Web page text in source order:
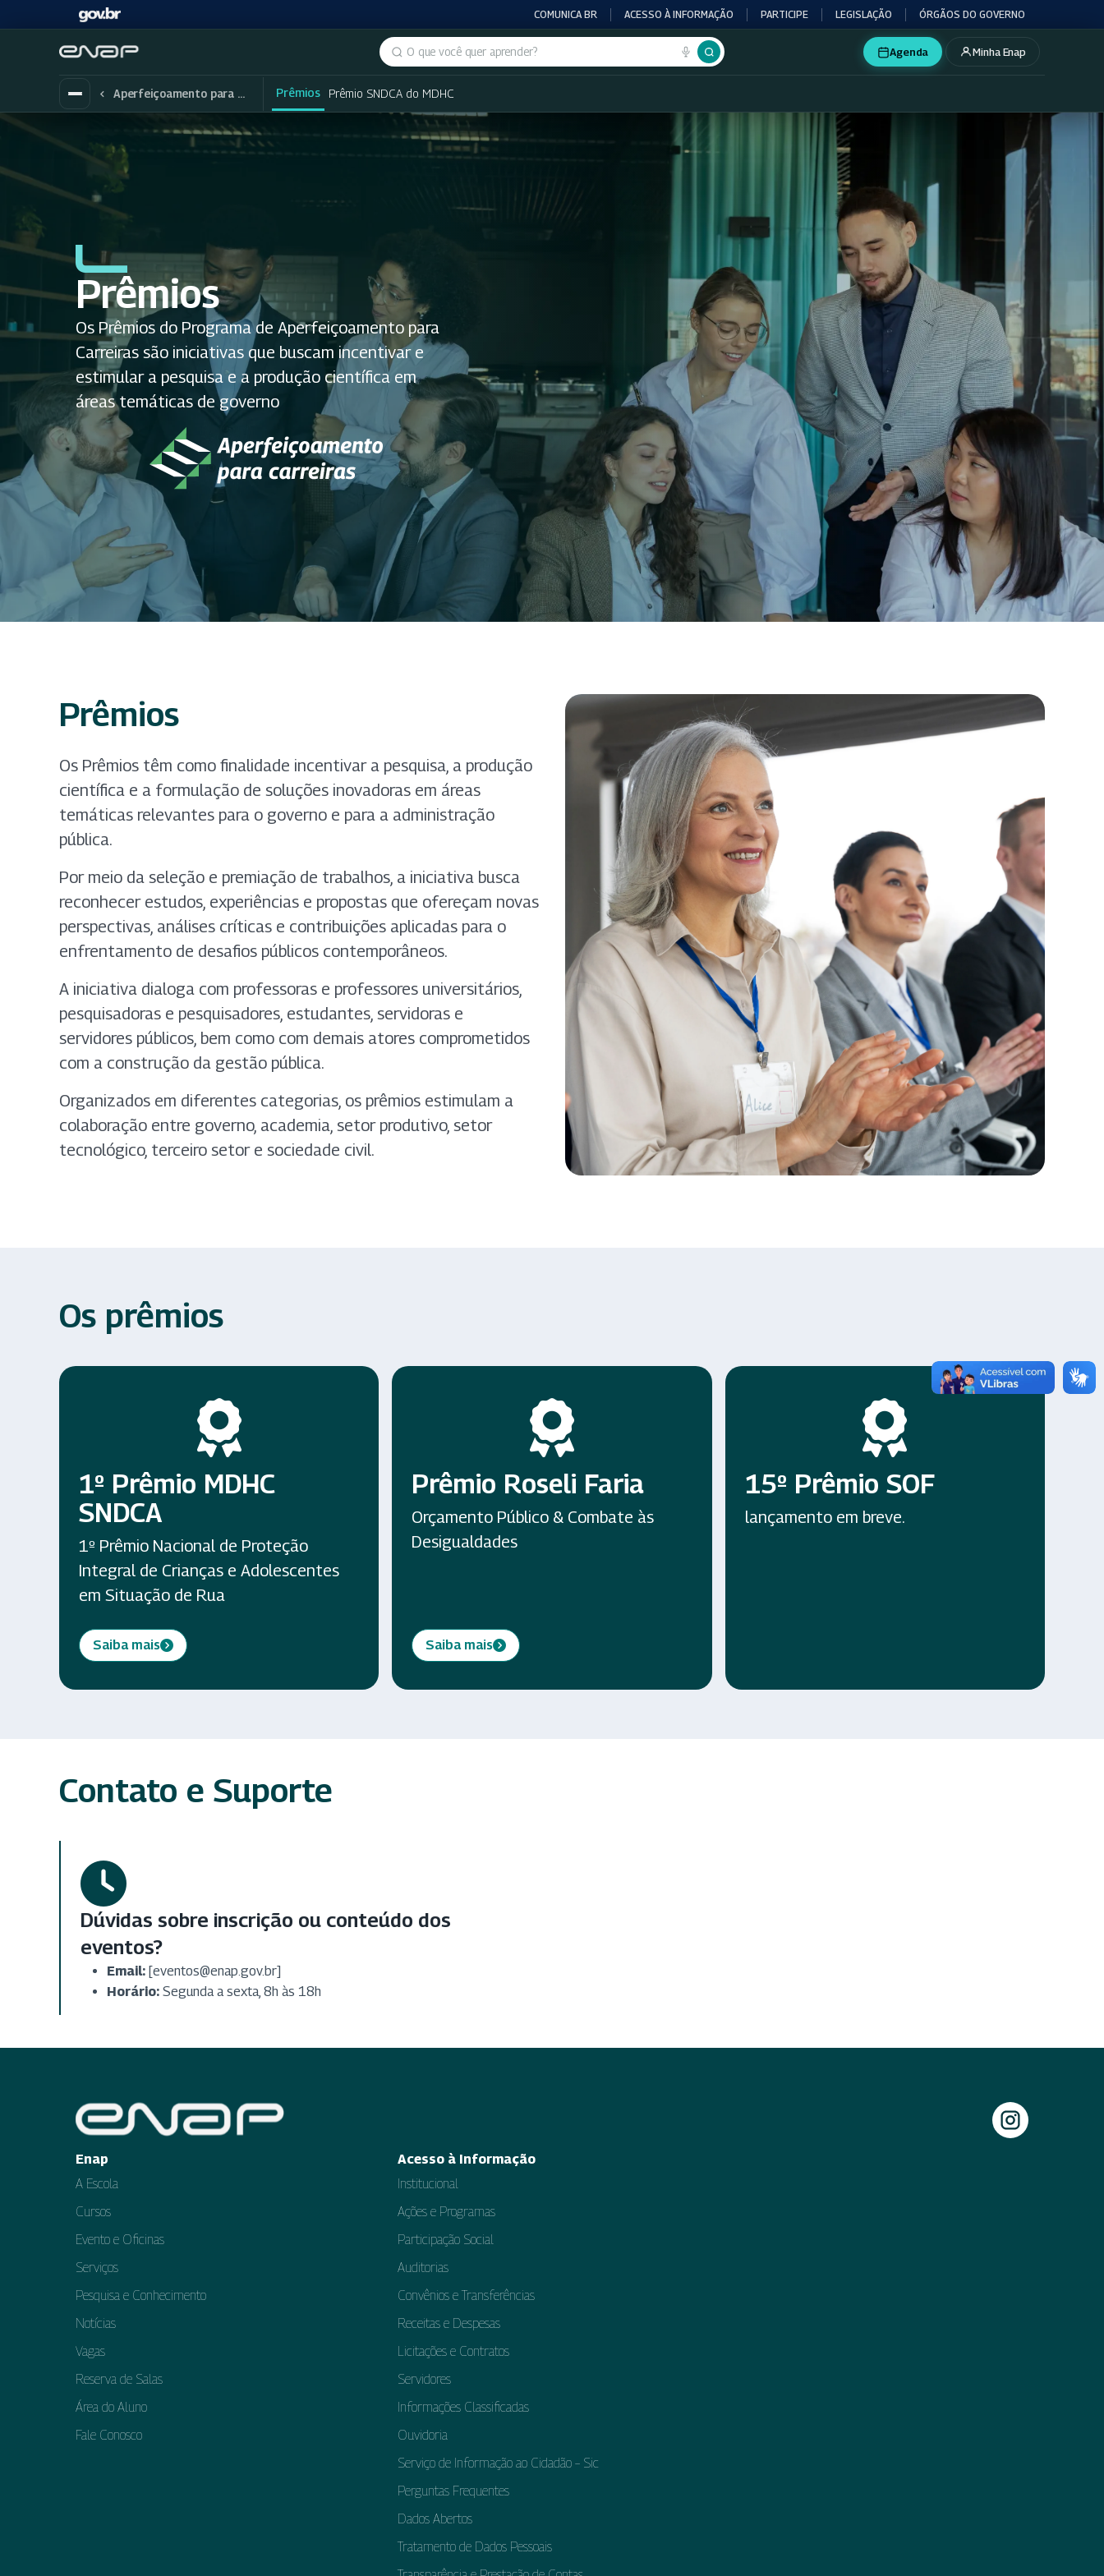
COMUNICA BR ACESSO À INFORMAÇÃO PARTICIPE LEGISLAÇÃO ÓRGÃOS DO GOVERNO
Buscar no portal
Agenda Minha Enap
Aperfeiçoamento para Carreiras Prêmios Prêmio SNDCA do MDHC
Prêmios
Os Prêmios do Programa de Aperfeiçoamento para
Carreiras são iniciativas que buscam incentivar e
estimular a pesquisa e a produção científica em
áreas temáticas de governo
Prêmios
Os Prêmios têm como finalidade incentivar a pesquisa, a produção
científica e a formulação de soluções inovadoras em áreas
temáticas relevantes para o governo e para a administração
pública.
Por meio da seleção e premiação de trabalhos, a iniciativa busca
reconhecer estudos, experiências e propostas que ofereçam novas
perspectivas, análises críticas e contribuições aplicadas para o
enfrentamento de desafios públicos contemporâneos.
A iniciativa dialoga com professoras e professores universitários,
pesquisadoras e pesquisadores, estudantes, servidoras e
servidores públicos, bem como com demais atores comprometidos
com a construção da gestão pública.
Organizados em diferentes categorias, os prêmios estimulam a
colaboração entre governo, academia, setor produtivo, setor
tecnológico, terceiro setor e sociedade civil.
Os prêmios
1º Prêmio MDHC
SNDCA
1º Prêmio Nacional de Proteção
Integral de Crianças e Adolescentes
em Situação de Rua
Saiba mais
Prêmio Roseli Faria
Orçamento Público & Combate às
Desigualdades
Saiba mais
15º Prêmio SOF
lançamento em breve.
Contato e Suporte
Dúvidas sobre inscrição ou conteúdo dos
eventos?
Email: [eventos@enap.gov.br]
Horário: Segunda a sexta, 8h às 18h
Enap
A Escola
Cursos
Evento e Oficinas
Serviços
Pesquisa e Conhecimento
Notícias
Vagas
Reserva de Salas
Área do Aluno
Fale Conosco
Acesso à Informação
Institucional
Ações e Programas
Participação Social
Auditorias
Convênios e Transferências
Receitas e Despesas
Licitações e Contratos
Servidores
Informações Classificadas
Ouvidoria
Serviço de Informação ao Cidadão – Sic
Perguntas Frequentes
Dados Abertos
Tratamento de Dados Pessoais